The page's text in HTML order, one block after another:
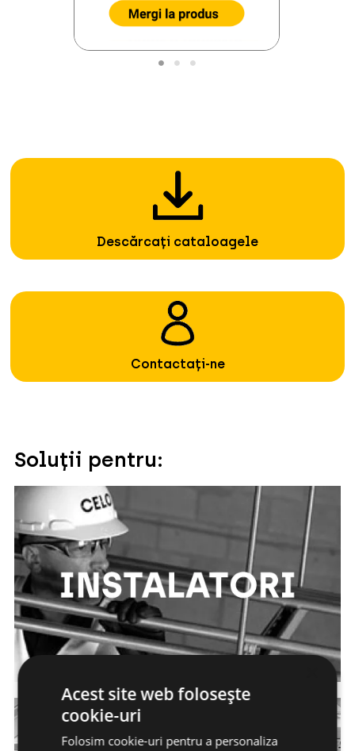
Descărcați cataloagele
Contactați-ne
Soluții pentru:
Acest site web folosește
cookie-uri
Folosim cookie-uri pentru a personaliza